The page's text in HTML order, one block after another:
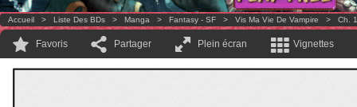
Accueil > Liste Des BDs > Manga > Fantasy - SF > Vis Ma Vie De Vampire > Ch. 1
Favoris Partager Plein écran Vignettes